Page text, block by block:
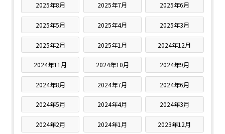
2025年8月 2025年7月 2025年6月
2025年5月 2025年4月 2025年3月
2025年2月 2025年1月 2024年12月
2024年11月 2024年10月 2024年9月
2024年8月 2024年7月 2024年6月
2024年5月 2024年4月 2024年3月
2024年2月 2024年1月 2023年12月